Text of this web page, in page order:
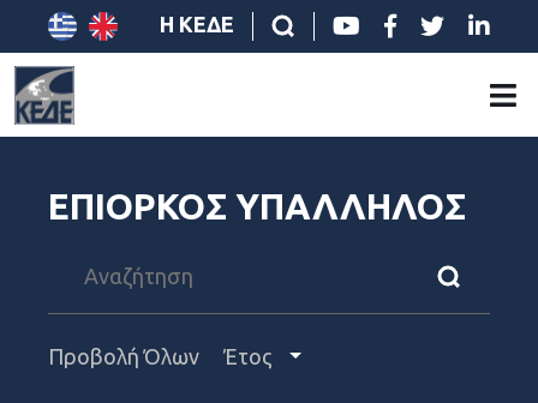
Η ΚΕΔΕ
ΕΠΙΟΡΚΟΣ ΥΠΑΛΛΗΛΟΣ
Προβολή Όλων Έτος